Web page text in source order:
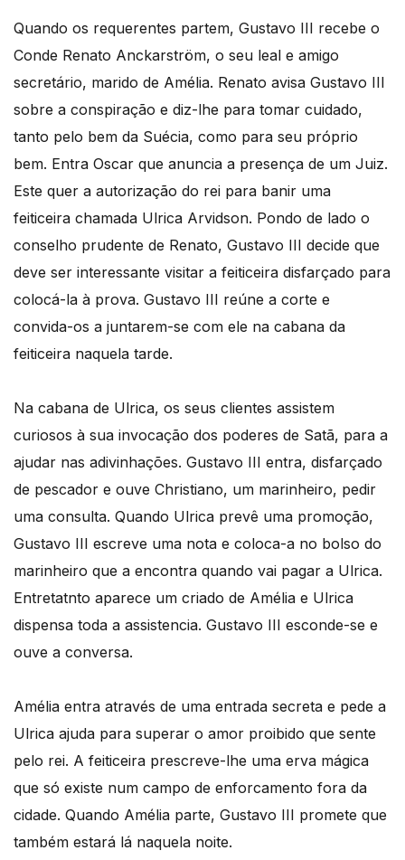
Quando os requerentes partem, Gustavo III recebe o
Conde Renato Anckarström, o seu leal e amigo
secretário, marido de Amélia. Renato avisa Gustavo III
sobre a conspiração e diz-lhe para tomar cuidado,
tanto pelo bem da Suécia, como para seu próprio
bem. Entra Oscar que anuncia a presença de um Juiz.
Este quer a autorização do rei para banir uma
feiticeira chamada Ulrica Arvidson. Pondo de lado o
conselho prudente de Renato, Gustavo III decide que
deve ser interessante visitar a feiticeira disfarçado para
colocá-la à prova. Gustavo III reúne a corte e
convida-os a juntarem-se com ele na cabana da
feiticeira naquela tarde.
Na cabana de Ulrica, os seus clientes assistem
curiosos à sua invocação dos poderes de Satã, para a
ajudar nas adivinhações. Gustavo III entra, disfarçado
de pescador e ouve Christiano, um marinheiro, pedir
uma consulta. Quando Ulrica prevê uma promoção,
Gustavo III escreve uma nota e coloca-a no bolso do
marinheiro que a encontra quando vai pagar a Ulrica.
Entretatnto aparece um criado de Amélia e Ulrica
dispensa toda a assistencia. Gustavo III esconde-se e
ouve a conversa.
Amélia entra através de uma entrada secreta e pede a
Ulrica ajuda para superar o amor proibido que sente
pelo rei. A feiticeira prescreve-lhe uma erva mágica
que só existe num campo de enforcamento fora da
cidade. Quando Amélia parte, Gustavo III promete que
também estará lá naquela noite.